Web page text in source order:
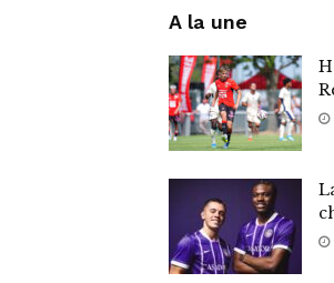
A la une